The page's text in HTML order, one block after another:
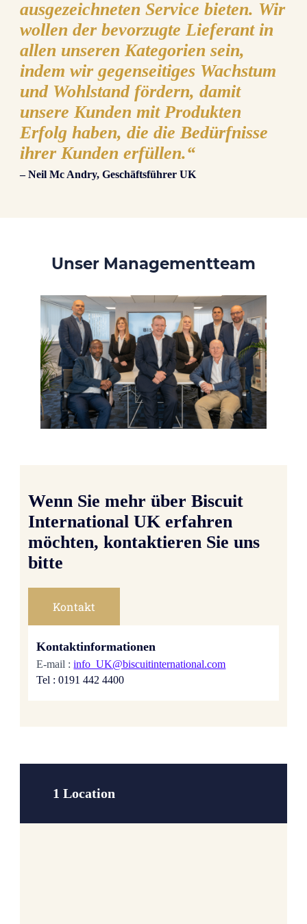
ausgezeichneten Service bieten. Wir
wollen der bevorzugte Lieferant in
allen unseren Kategorien sein,
indem wir gegenseitiges Wachstum
und Wohlstand fördern, damit
unsere Kunden mit Produkten
Erfolg haben, die die Bedürfnisse
ihrer Kunden erfüllen.“
– Neil Mc Andry, Geschäftsführer UK
Unser Managementteam
Wenn Sie mehr über Biscuit
International UK erfahren
möchten, kontaktieren Sie uns
bitte
Kontakt
Kontaktinformationen
E-mail :info_UK@biscuitinternational.com
Tel : 0191 442 4400
1 Location